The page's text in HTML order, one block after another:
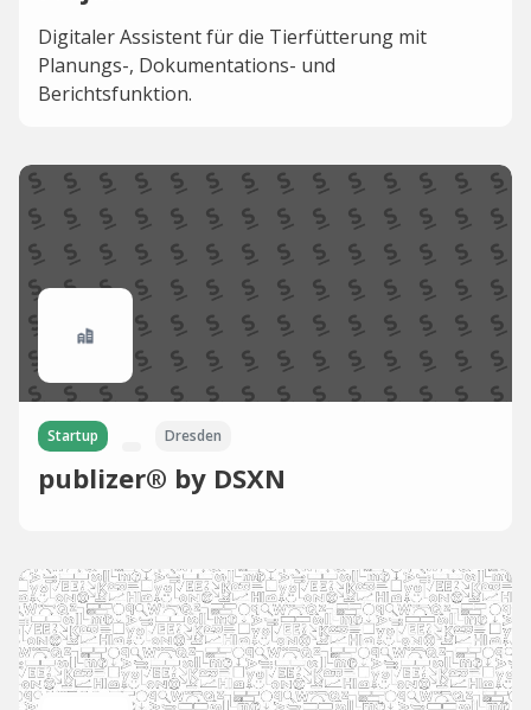
Digitaler Assistent für die Tierfütterung mit
Planungs-, Dokumentations- und
Berichtsfunktion.
Startup Dresden
publizer® by DSXN